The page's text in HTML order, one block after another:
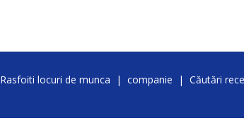
Rasfoiti locuri de munca | companie | Căutări